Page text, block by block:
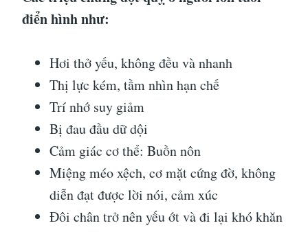
điển hình như:
Hơi thở yếu, không đều và nhanh
Thị lực kém, tầm nhìn hạn chế
Trí nhớ suy giảm
Bị đau đầu dữ dội
Cảm giác cơ thể: Buồn nôn
Miệng méo xệch, cơ mặt cứng đờ, không
diễn đạt được lời nói, cảm xúc
Đôi chân trở nên yếu ớt và đi lại khó khăn